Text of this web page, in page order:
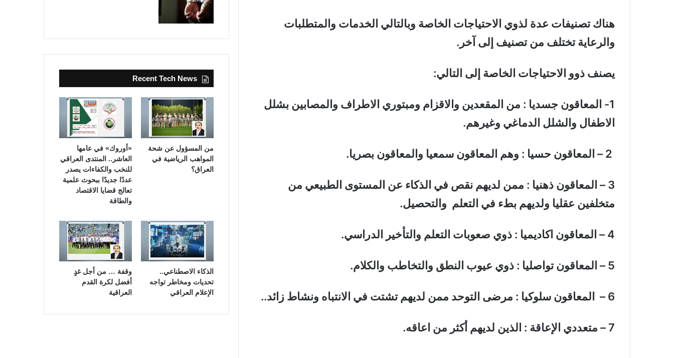
هناك تصنيفات عدة لذوي الاحتياجات الخاصة وبالتالي الخدمات والمتطلبات
والرعاية تختلف من تصنيف إلى آخر .
يصنف ذوو الاحتياجات الخاصة إلى التالي:
1- المعاقون جسديا : من المقعدين والاقزام ومبتوري الاطراف والمصابين بشلل
الاطفال والشلل الدماغي وغيرهم.
2 – المعاقون حسيا : وهم المعاقون سمعيا والمعاقون بصريا .
3 – المعاقون ذهنيا : ممن لديهم نقص في الذكاء عن المستوى الطبيعي من
متخلفين عقليا ولديهم بطء في التعلم والتحصيل.
4 – المعاقون اكاديميا : ذوي صعوبات التعلم والتأخير الدراسي .
5 – المعاقون تواصليا : ذوي عيوب النطق والتخاطب والكلام .
6 – المعاقون سلوكيا : مرضى التوحد ممن لديهم تشتت في الانتباه ونشاط زائد..
7 – متعددي الإعاقة : الذين لديهم أكثر من اعاقه .
Recent Tech News
من المسؤول عن شحة
المواهب الرياضية في
العراق؟
«أوروك» في عامها
العاشر.. المنتدى العراقي
للنخب والكفاءات يصدر
عددًا جديدًا ببحوث علمية
تعالج قضايا الاقتصاد
والطاقة
الذكاء الاصطناعي..
تحديات ومخاطر تواجه
الإعلام العراقي
وقفة … من أجل غدٍ
أفضل لكرة القدم
العراقية